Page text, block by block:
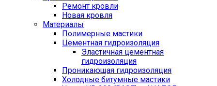
Ремонт кровли
Новая кровля
Материалы
Полимерные мастики
Цементная гидроизоляция
Эластичная цементная
гидроизоляция
Проникающая гидроизоляция
Холодные битумные мастики